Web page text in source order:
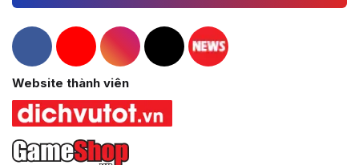
Hacom Facebook
Hacom YouTube
Hacom Instagram
Hacom TikTok
Website thành viên